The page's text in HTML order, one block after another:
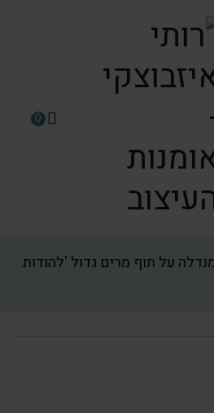
0
על תוף מרים גדול 'להודות